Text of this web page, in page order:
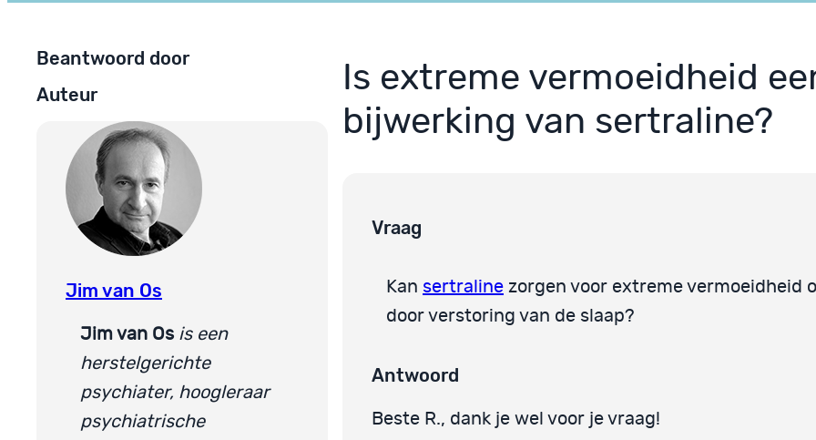
Beantwoord door
Auteur
Jim van Os
Jim van Os is een
herstelgerichte
psychiater, hoogleraar
psychiatrische
Is extreme vermoeidheid
bijwerking van sertraline?
Vraag
Kan sertraline zorgen voor extreme vermoeidheid
door verstoring van de slaap?
Antwoord
Beste R., dank je wel voor je vraag!